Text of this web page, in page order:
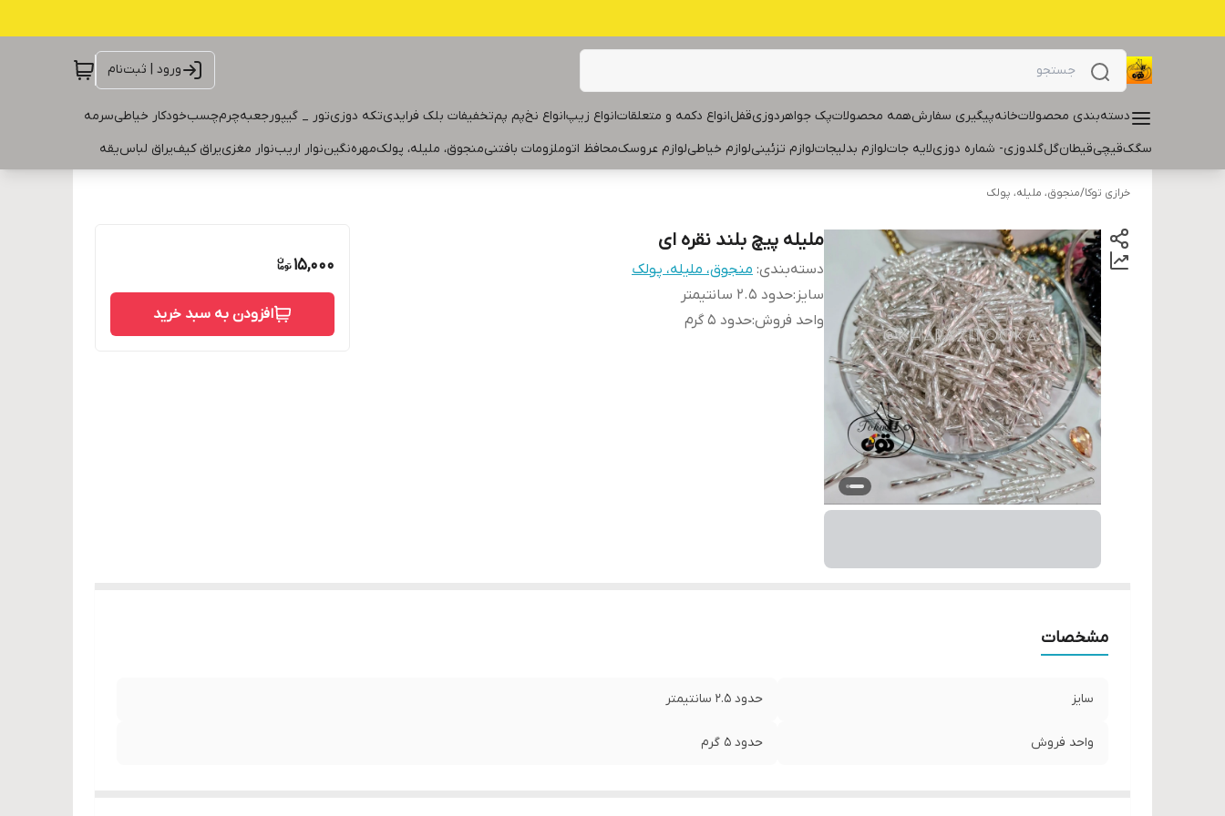
ورود | ثبت‌نام
دسته‌بندی محصولاتخانهپیگیری سفارشهمه محصولاتپک جواهردوزیقفلانواع دکمه و متعلقاتانواع زیپانواع نخپم پمتخفیفات بلک فرایدیتکه دوزیتور _ گیپورجعبهچرمچسبخودکار خیاطیسرمه
سگکقیچیقیطانگلگلدوزی- شماره دوزیلایه جاتلوازم بدلیجاتلوازم تزئینیلوازم خیاطیلوازم عروسکمحافظ اتوملزومات بافتنیمنجوق، ملیله، پولکمهرهنگیننوار اریبنوار مغزییراق کیفیراق لباسیقه
خرازی توکا/منجوق، ملیله، پولک
ملیله پیچ بلند نقره ای
دسته‌بندی: منجوق، ملیله، پولک
سایز :حدود ۲.۵ سانتیمتر
واحد فروش:حدود ۵ گرم
15,000
افزودن به سبد خرید
مشخصات
سایز حدود ۲.۵ سانتیمتر
واحد فروش حدود ۵ گرم